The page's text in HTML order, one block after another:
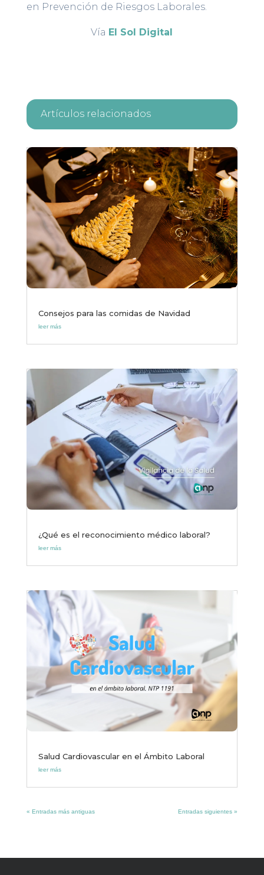
en Prevención de Riesgos Laborales.
Vía El Sol Digital
Artículos relacionados
Consejos para las comidas de Navidad
leer más
¿Qué es el reconocimiento médico laboral?
leer más
Salud Cardiovascular en el Ámbito Laboral
leer más
« Entradas más antiguas Entradas siguientes »